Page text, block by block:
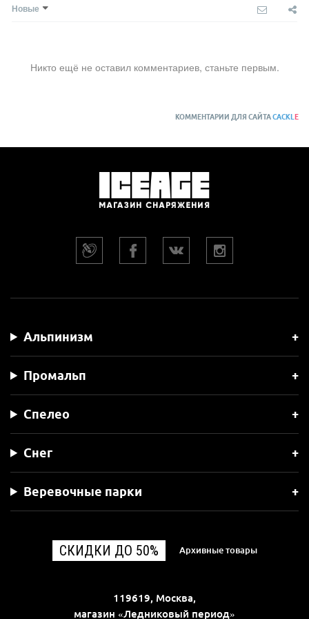
Новые
Никто ещё не оставил комментариев, станьте первым.
КОММЕНТАРИИ ДЛЯ САЙТАCACKLE
Альпинизм
Промальп
Спелео
Снег
Веревочные парки
СКИДКИ ДО 50% Архивные товары
119619, Москва,
магазин «Ледниковый период»